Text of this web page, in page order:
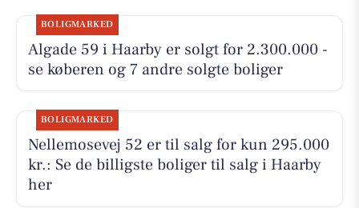
BOLIGMARKED
Algade 59 i Haarby er solgt for 2.300.000 -
se køberen og 7 andre solgte boliger
BOLIGMARKED
Nellemosevej 52 er til salg for kun 295.000
kr.: Se de billigste boliger til salg i Haarby
her